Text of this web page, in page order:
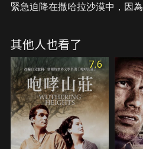
緊急迫降在撒哈拉沙漠中，因
二名乘客。正在無計可施之際
己是飛機設計師，他提出了一
收到損壞的機翼從機身上拆卸
造一個小型飛機，以便在他們
出沙漠。不料在人合力重建飛
接一波地發生，一再打擊他們
與設計師之間的嚴重衝突…
其他人也看了
7.6